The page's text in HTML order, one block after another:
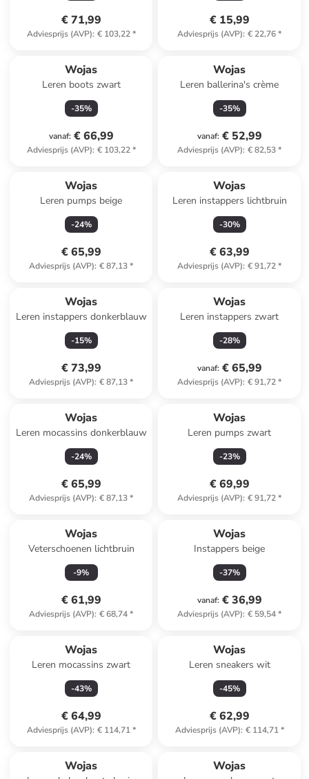
€ 71,99
Adviesprijs (AVP): € 103,22*
€ 15,99
Adviesprijs (AVP): € 22,76*
Wojas
Leren boots zwart
-35%
vanaf: € 66,99
Adviesprijs (AVP): € 103,22*
Wojas
Leren ballerina's crème
-35%
vanaf: € 52,99
Adviesprijs (AVP): € 82,53*
Wojas
Leren pumps beige
-24%
€ 65,99
Adviesprijs (AVP): € 87,13*
Wojas
Leren instappers lichtbruin
-30%
€ 63,99
Adviesprijs (AVP): € 91,72*
Wojas
Leren instappers donkerblauw
-15%
€ 73,99
Adviesprijs (AVP): € 87,13*
Wojas
Leren instappers zwart
-28%
vanaf: € 65,99
Adviesprijs (AVP): € 91,72*
Wojas
Leren mocassins donkerblauw
-24%
€ 65,99
Adviesprijs (AVP): € 87,13*
Wojas
Leren pumps zwart
-23%
€ 69,99
Adviesprijs (AVP): € 91,72*
Wojas
Veterschoenen lichtbruin
-9%
€ 61,99
Adviesprijs (AVP): € 68,74*
Wojas
Instappers beige
-37%
vanaf: € 36,99
Adviesprijs (AVP): € 59,54*
Wojas
Leren mocassins zwart
-43%
€ 64,99
Adviesprijs (AVP): € 114,71*
Wojas
Leren sneakers wit
-45%
€ 62,99
Adviesprijs (AVP): € 114,71*
Wojas Wojas